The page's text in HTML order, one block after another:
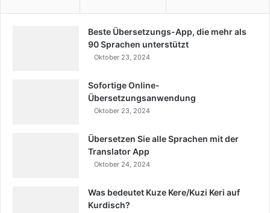
Beste Übersetzungs-App, die mehr als
90 Sprachen unterstützt
Oktober 23, 2024
Sofortige Online-
Übersetzungsanwendung
Oktober 23, 2024
Übersetzen Sie alle Sprachen mit der
Translator App
Oktober 24, 2024
Was bedeutet Kuze Kere/Kuzi Keri auf
Kurdisch?